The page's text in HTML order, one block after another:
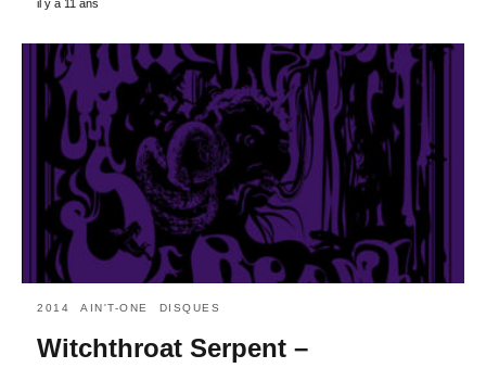
il y a 11 ans
2014 AIN'T-ONE DISQUES
Witchthroat Serpent –